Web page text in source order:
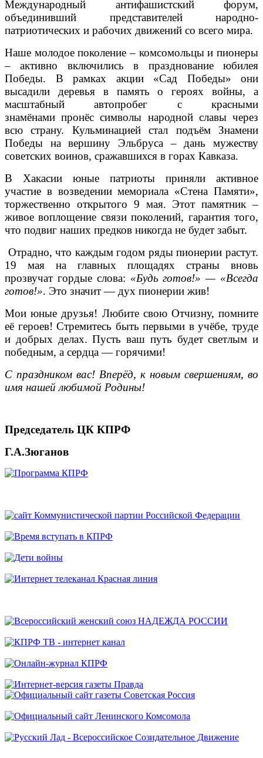
Международный антифашистский форум,
объединивший представителей народно-
патриотических и рабочих движений со всего мира.
Наше молодое поколение – комсомольцы и пионеры
– активно включились в празднование юбилея
Победы. В рамках акции «Сад Победы» они
высадили деревья в память о героях войны, а
масштабный автопробег с красными
знамёнами пронёс символы народной славы через
всю страну. Кульминацией стал подъём Знамени
Победы на вершину Эльбруса – дань мужеству
советских воинов, сражавшихся в горах Кавказа.
В Хакасии юные патриоты приняли активное
участие в возведении мемориала «Стена Памяти»,
торжественно открытого 9 мая. Этот памятник –
живое воплощение связи поколений, гарантия того,
что подвиг наших предков никогда не будет забыт.
Отрадно, что каждым годом ряды пионерии растут.
19 мая на главных площадях страны вновь
прозвучат гордые слова: «Будь готов!» — «Всегда
готов!». Это значит — дух пионерии жив!
Мои юные друзья! Любите свою Отчизну, помните
её героев! Стремитесь быть первыми в учёбе, труде
и добрых делах. Пусть ваш путь будет светлым и
победным, а сердца — горячими!
С праздником вас! Вперёд, к новым свершениям, во
имя нашей любимой Родины!
Председатель ЦК КПРФ
Г.А.Зюганов